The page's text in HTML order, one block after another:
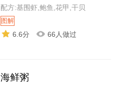
配方:基围虾,鲍鱼,花甲,干贝
图解
6.6分 66人做过
海鲜粥